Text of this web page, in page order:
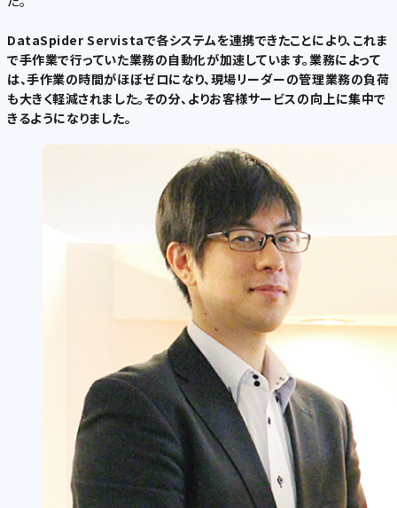
DataSpider Servistaで各システムを連携できたことにより、これま
で手作業で行っていた業務の自動化が加速しています。業務によって
は、手作業の時間がほぼゼロになり、現場リーダーの管理業務の負荷
も大きく軽減されました。その分、よりお客様サービスの向上に集中で
きるようになりました。